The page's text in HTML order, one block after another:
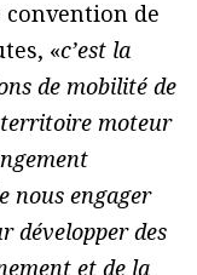
de
«c’est la
de mobilité de
territoire moteur
nous engager
développer des
et de la